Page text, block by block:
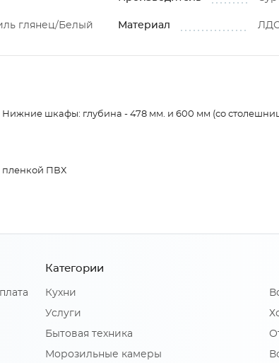
глянец/Белый Материал
Нижние шкафы: глубина - 478 мм. и 600 мм (со
ПВХ
Категории
Кухни
Услуги
Бытовая техника
Морозильные камеры